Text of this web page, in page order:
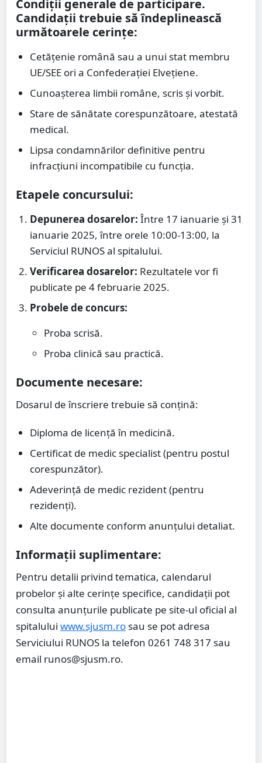
Condiții generale de participare.
Candidații trebuie să îndeplinească
următoarele cerințe:
Cetățenie română sau a unui stat membru
UE/SEE ori a Confederației Elvețiene.
Cunoașterea limbii române, scris și vorbit.
Stare de sănătate corespunzătoare, atestată
medical.
Lipsa condamnărilor definitive pentru
infracțiuni incompatibile cu funcția.
Etapele concursului:
Depunerea dosarelor: Între 17 ianuarie și 31
ianuarie 2025, între orele 10:00-13:00, la
Serviciul RUNOS al spitalului.
Verificarea dosarelor: Rezultatele vor fi
publicate pe 4 februarie 2025.
Probele de concurs:
Proba scrisă.
Proba clinică sau practică.
Documente necesare:
Dosarul de înscriere trebuie să conțină:
Diploma de licență în medicină.
Certificat de medic specialist (pentru postul
corespunzător).
Adeverință de medic rezident (pentru
rezidenți).
Alte documente conform anunțului detaliat.
Informații suplimentare:
Pentru detalii privind tematica, calendarul
probelor și alte cerințe specifice, candidații pot
consulta anunțurile publicate pe site-ul oficial al
spitalului www.sjusm.ro sau se pot adresa
Serviciului RUNOS la telefon 0261 748 317 sau
email runos@sjusm.ro.